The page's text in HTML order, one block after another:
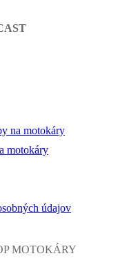
na motokáry
motokáry
údajov
MOTOKÁRY